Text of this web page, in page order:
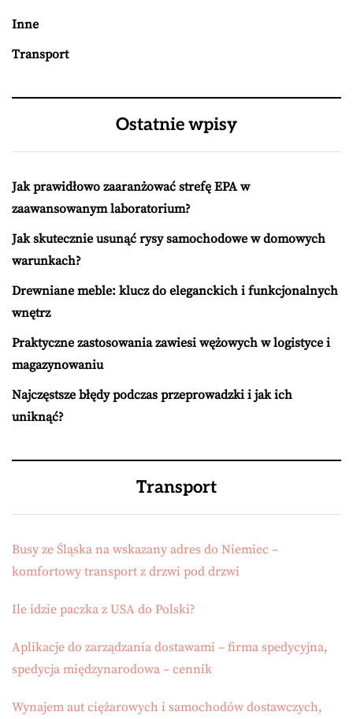
Inne
Transport
Ostatnie wpisy
Jak prawidłowo zaaranżować strefę EPA w
zaawansowanym laboratorium?
Jak skutecznie usunąć rysy samochodowe w domowych
warunkach?
Drewniane meble: klucz do eleganckich i funkcjonalnych
wnętrz
Praktyczne zastosowania zawiesi wężowych w logistyce i
magazynowaniu
Najczęstsze błędy podczas przeprowadzki i jak ich
uniknąć?
Transport
Busy ze Śląska na wskazany adres do Niemiec –
komfortowy transport z drzwi pod drzwi
Ile idzie paczka z USA do Polski?
Aplikacje do zarządzania dostawami – firma spedycyjna,
spedycja międzynarodowa – cennik
Wynajem aut ciężarowych i samochodów dostawczych,